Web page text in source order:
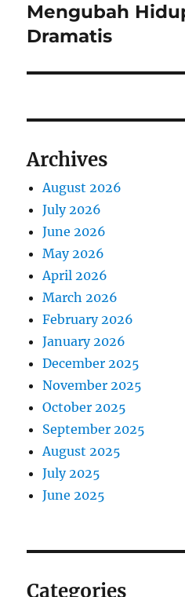
post:
Mengubah
Dramatis
Archives
August 2026
July 2026
June 2026
May 2026
April 2026
March 2026
February 2026
January 2026
December 2025
November 2025
October 2025
September 2025
August 2025
July 2025
June 2025
Categories